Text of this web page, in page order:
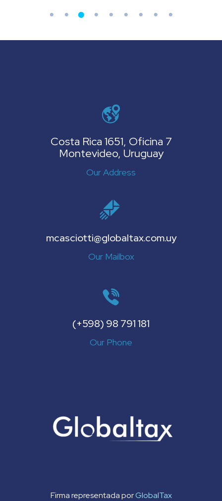
Costa Rica 1651, Oficina 7
Montevideo, Uruguay
Our Address
mcasciotti@globaltax.com.uy
Our Mailbox
(+598) 98 791 181
Our Phone
Firma representada porGlobalTax